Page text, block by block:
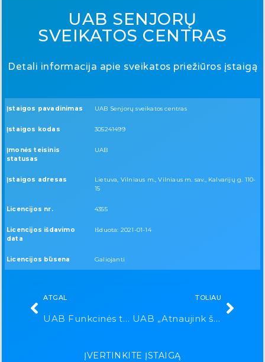
UAB SENJORŲ
SVEIKATOS CENTRAS
Detali informacija apie sveikatos priežiūros įstaigą
Įstaigos pavadinimas UAB Senjorų sveikatos centras
Įstaigos kodas 305241499
Įmonės teisinis
statusas
UAB
Įstaigos adresas
Lietuva, Vilniaus m., Vilniaus m. sav., Kalvarijų g. 110-
15
Licencijos nr. 4355
Licencijos išdavimo
data
Išduota: 2021-01-14
Licencijos būsena Galiojanti
ATGAL
UAB Funkcinės terapijos centras
TOLIAU
UAB „Atnaujink šypseną“
ĮVERTINKITE ĮSTAIGĄ